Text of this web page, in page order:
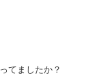
てましたか？